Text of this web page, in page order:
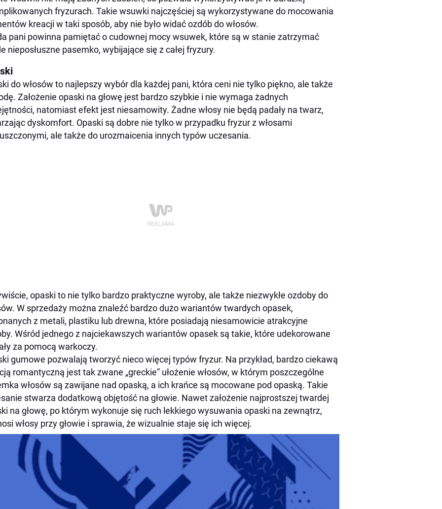
fryzurach. Takie wsuwki najczęściej są wykorzystywane do mocowania
kreacji w taki sposób, aby nie było widać ozdób do włosów.
pani powinna pamiętać o cudownej mocy wsuwek, które są w stanie zatrzymać
nieposłuszne pasemko, wybijające się z całej fryzury.
do włosów to najlepszy wybór dla każdej pani, która ceni nie tylko piękno, ale także
Założenie opaski na głowę jest bardzo szybkie i nie wymaga żadnych
natomiast efekt jest niesamowity. Żadne włosy nie będą padały na twarz,
dyskomfort. Opaski są dobre nie tylko w przypadku fryzur z włosami
ale także do urozmaicenia innych typów uczesania.
opaski to nie tylko bardzo praktyczne wyroby, ale także niezwykłe ozdoby do
W sprzedaży można znaleźć bardzo dużo wariantów twardych opasek,
z metali, plastiku lub drewna, które posiadają niesamowicie atrakcyjne
Wśród jednego z najciekawszych wariantów opasek są takie, które udekorowane
za pomocą warkoczy.
gumowe pozwalają tworzyć nieco więcej typów fryzur. Na przykład, bardzo ciekawą
romantyczną jest tak zwane „greckie” ułożenie włosów, w którym poszczególne
włosów są zawijane nad opaską, a ich krańce są mocowane pod opaską. Takie
stwarza dodatkową objętość na głowie. Nawet założenie najprostszej twardej
na głowę, po którym wykonuje się ruch lekkiego wysuwania opaski na zewnątrz,
włosy przy głowie i sprawia, że wizualnie staje się ich więcej.